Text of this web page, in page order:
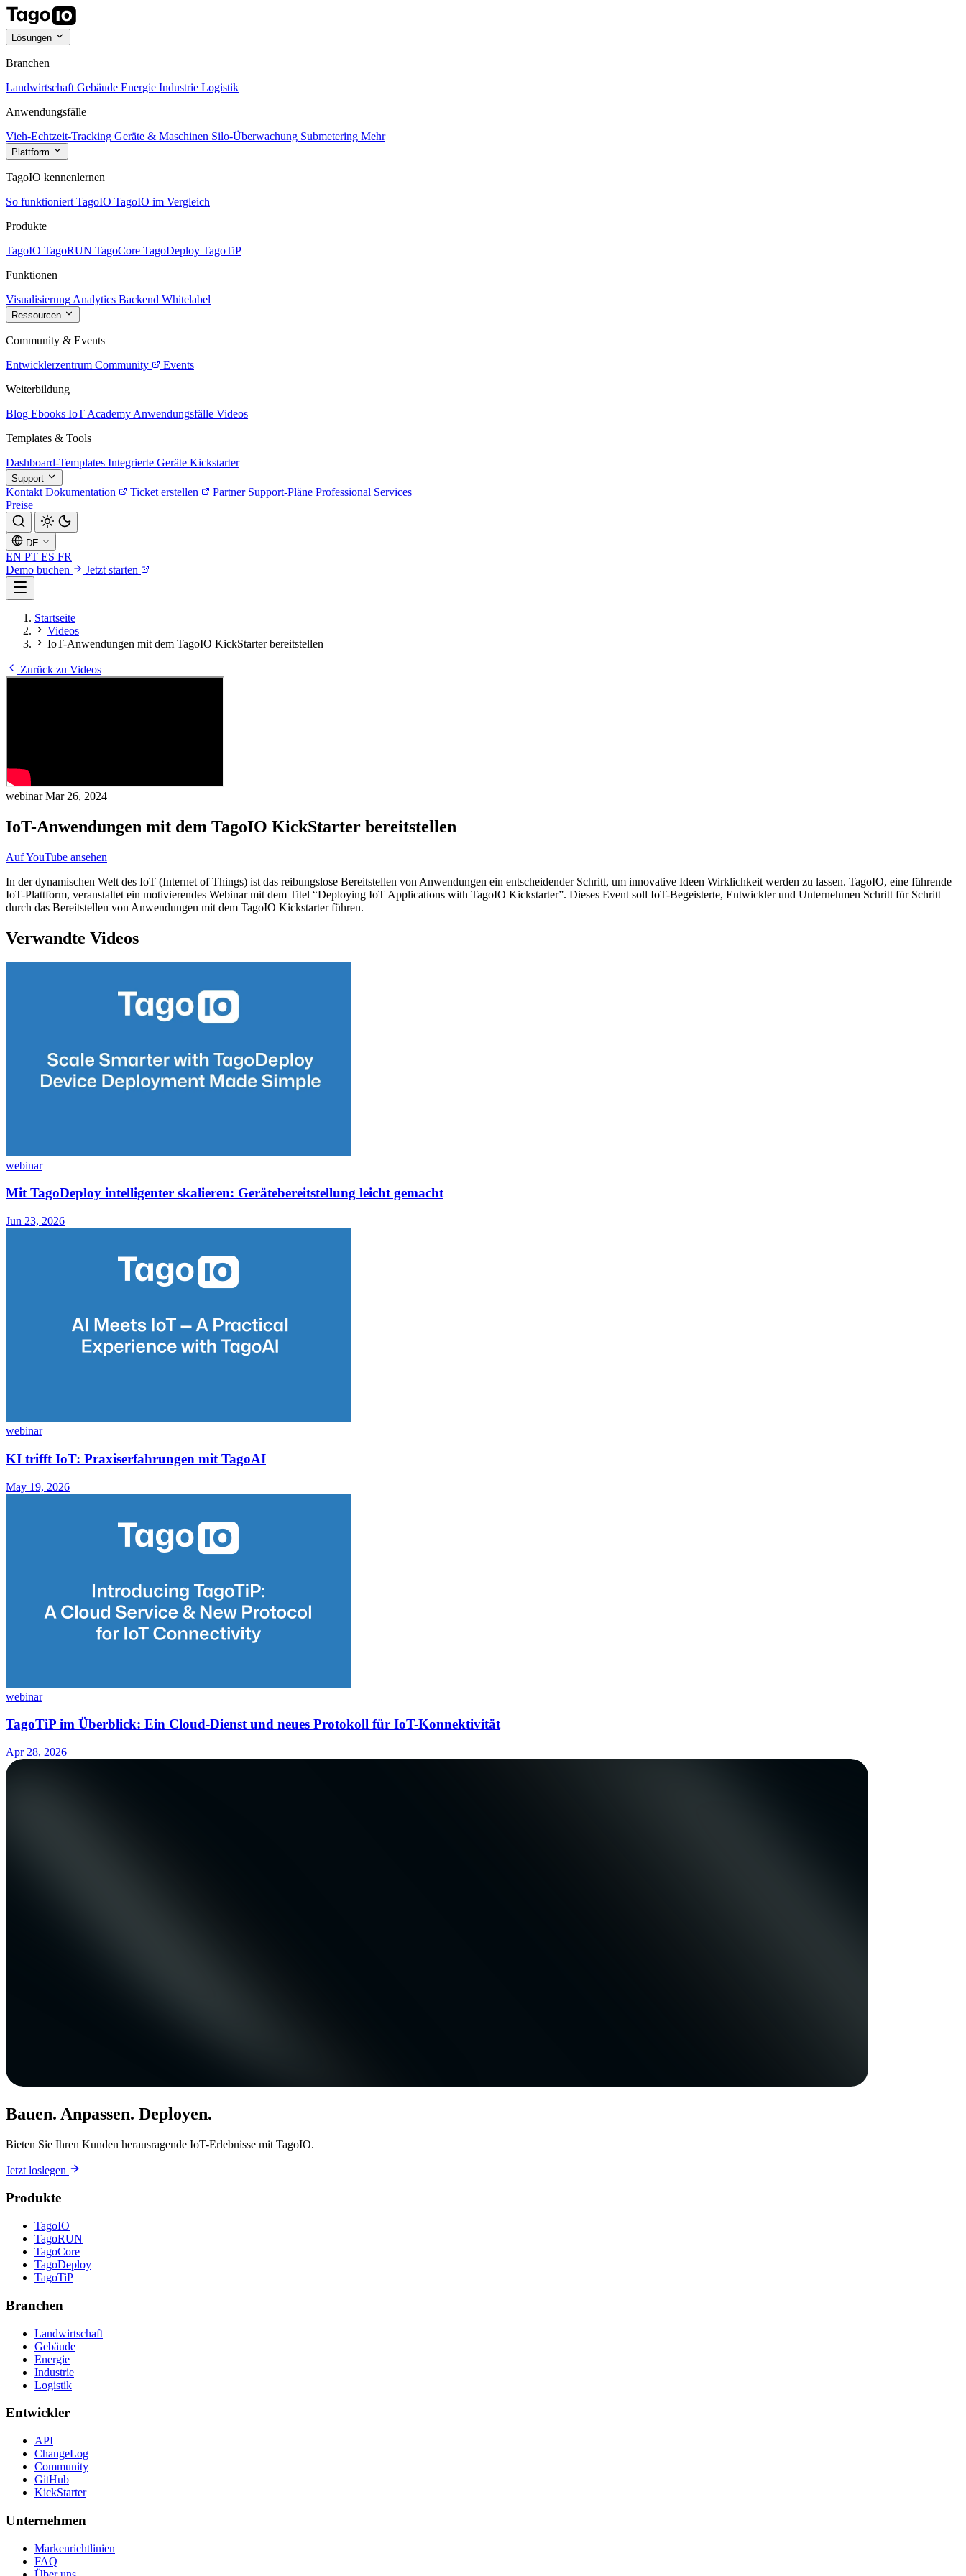
Lösungen
Branchen
Landwirtschaft Gebäude Energie Industrie Logistik
Anwendungsfälle
Vieh-Echtzeit-Tracking Geräte & Maschinen Silo-Überwachung Submetering Mehr
Plattform
TagoIO kennenlernen
So funktioniert TagoIO TagoIO im Vergleich
Produkte
TagoIO TagoRUN TagoCore TagoDeploy TagoTiP
Funktionen
Visualisierung Analytics Backend Whitelabel
Ressourcen
Community & Events
Entwicklerzentrum Community
Events
Weiterbildung
Blog Ebooks IoT Academy Anwendungsfälle Videos
Templates & Tools
Dashboard-Templates Integrierte Geräte Kickstarter
Support
Kontakt Dokumentation Ticket erstellen Partner Support-Pläne Professional Services
Preise
DE
EN PT ES FR
Demo buchen
Jetzt starten
Startseite
Videos
IoT-Anwendungen mit dem TagoIO KickStarter bereitstellen
Zurück zu Videos
webinarMar 26, 2024
IoT-Anwendungen mit dem TagoIO KickStarter bereitstellen
Auf YouTube ansehen
In der dynamischen Welt des IoT (Internet of Things) ist das reibungslose Bereitstellen von Anwendungen ein entscheidender Schritt, um innovative Ideen Wirklichkeit werden zu lassen. TagoIO, eine führende
IoT-Plattform, veranstaltet ein motivierendes Webinar mit dem Titel “Deploying IoT Applications with TagoIO Kickstarter”. Dieses Event soll IoT-Begeisterte, Entwickler und Unternehmen Schritt für Schritt
durch das Bereitstellen von Anwendungen mit dem TagoIO Kickstarter führen.
Verwandte Videos
webinar
Mit TagoDeploy intelligenter skalieren: Gerätebereitstellung leicht gemacht
Jun 23, 2026
webinar
KI trifft IoT: Praxiserfahrungen mit TagoAI
May 19, 2026
webinar
TagoTiP im Überblick: Ein Cloud-Dienst und neues Protokoll für IoT-Konnektivität
Apr 28, 2026
Bauen. Anpassen. Deployen.
Bieten Sie Ihren Kunden herausragende IoT-Erlebnisse mit TagoIO.
Jetzt loslegen
Produkte
TagoIO
TagoRUN
TagoCore
TagoDeploy
TagoTiP
Branchen
Landwirtschaft
Gebäude
Energie
Industrie
Logistik
Entwickler
API
ChangeLog
Community
GitHub
KickStarter
Unternehmen
Markenrichtlinien
FAQ